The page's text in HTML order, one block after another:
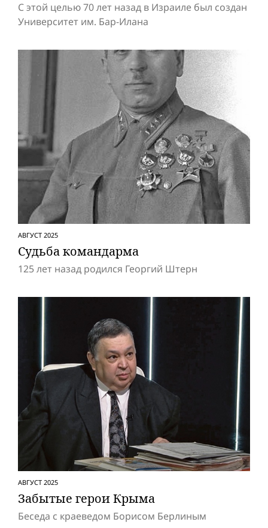
C этой целью 70 лет назад в Израиле был создан
Университет им. Бар-Илана
АВГУСТ 2025
Судьба командарма
125 лет назад родился Георгий Штерн
АВГУСТ 2025
Забытые герои Крыма
Беседа с краеведом Борисом Берлиным